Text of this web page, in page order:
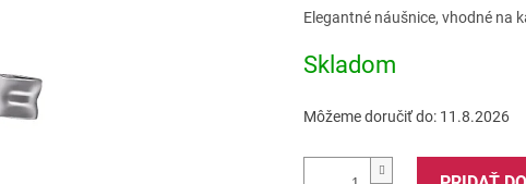
z
hviezdičiek.
cena:
Elegantné náušnice, vhodné na
Skladom
Môžeme doručiť do: 11.8.2026